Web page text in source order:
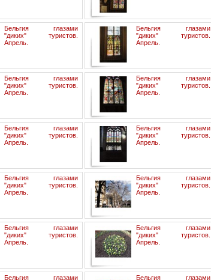
Бельгия глазами
"диких" туристов.
Апрель.
Бельгия глазами
"диких" туристов.
Апрель.
Бельгия глазами
"диких" туристов.
Апрель.
Бельгия глазами
"диких" туристов.
Апрель.
Бельгия глазами
"диких" туристов.
Апрель.
Бельгия глазами
"диких" туристов.
Апрель.
Бельгия глазами
"диких" туристов.
Апрель.
Бельгия глазами
"диких" туристов.
Апрель.
Бельгия глазами
"диких" туристов.
Апрель.
Бельгия глазами
"диких" туристов.
Апрель.
Бельгия глазами Бельгия глазами